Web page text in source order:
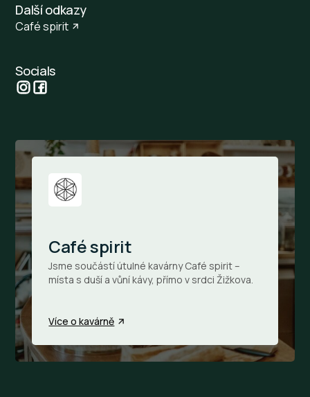
Další odkazy
Café spirit
Socials
Café spirit
Jsme součástí útulné kavárny Café spirit –
místa s duší a vůní kávy, přímo v srdci Žižkova.
Více o kavárně